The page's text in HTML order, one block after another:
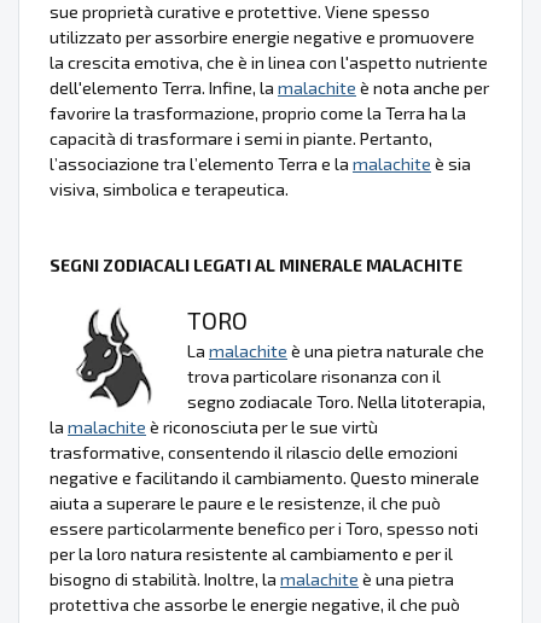
sue proprietà curative e protettive. Viene spesso
utilizzato per assorbire energie negative e promuovere
la crescita emotiva, che è in linea con l'aspetto nutriente
dell'elemento Terra. Infine, la malachite è nota anche per
favorire la trasformazione, proprio come la Terra ha la
capacità di trasformare i semi in piante. Pertanto,
l’associazione tra l’elemento Terra e la malachite è sia
visiva, simbolica e terapeutica.
SEGNI ZODIACALI LEGATI AL MINERALE MALACHITE
TORO
La malachite è una pietra naturale che
trova particolare risonanza con il
segno zodiacale Toro. Nella litoterapia,
la malachite è riconosciuta per le sue virtù
trasformative, consentendo il rilascio delle emozioni
negative e facilitando il cambiamento. Questo minerale
aiuta a superare le paure e le resistenze, il che può
essere particolarmente benefico per i Toro, spesso noti
per la loro natura resistente al cambiamento e per il
bisogno di stabilità. Inoltre, la malachite è una pietra
protettiva che assorbe le energie negative, il che può